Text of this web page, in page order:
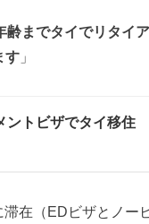
までタイでリタイ
す 」
ントビザでタイ移住
在（EDビザとノー